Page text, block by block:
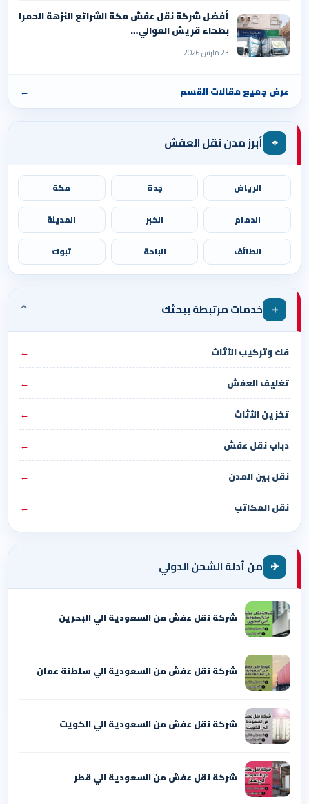
أفضل شركة نقل عفش مكة الشرائع النزهة الحمرا
بطحاء قريش العوالي…
23 مارس 2026
عرض جميع مقالات القسم ←
⌖ أبرز مدن نقل العفش
الرياض جدة مكة
الدمام الخبر المدينة
الطائف الباحة تبوك
＋ خدمات مرتبطة ببحثك ⌄
فك وتركيب الأثاث
←
تغليف العفش
←
تخزين الأثاث
←
دباب نقل عفش
←
نقل بين المدن
←
نقل المكاتب
←
✈ من أدلة الشحن الدولي
شركة نقل عفش من السعودية الي البحرين
شركة نقل عفش من السعودية الي سلطنة عمان
شركة نقل عفش من السعودية الي الكويت
شركة نقل عفش من السعودية الي قطر